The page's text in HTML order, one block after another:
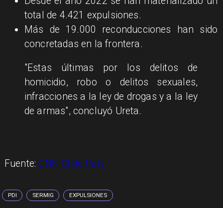
total de 4.421 expulsiones.
Más de 19.000 reconducciones han sido
concretadas en la frontera.
"Estas últimas por los delitos de
homicidio, robo o delitos sexuales,
infracciones a la ley de drogas y a la ley
de armas", concluyó Ureta.
Fuente:CNN Chile País
PDI SERMIG EXPULSIONES